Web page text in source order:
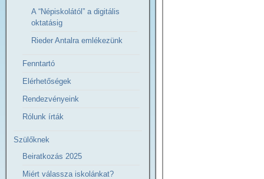
A “Népiskolától” a digitális
oktatásig
Rieder Antalra emlékezünk
Fenntartó
Elérhetőségek
Rendezvényeink
Rólunk írták
Szülőknek
Beiratkozás 2025
Miért válassza iskolánkat?